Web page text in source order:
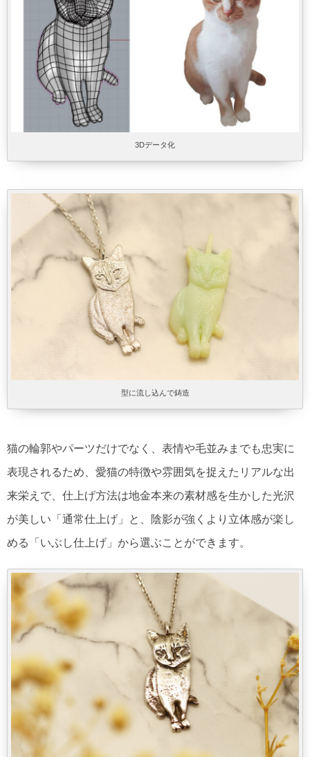
3Dデータ化
型に流し込んで鋳造
猫の輪郭やパーツだけでなく、表情や毛並みまでも忠実に
表現されるため、愛猫の特徴や雰囲気を捉えたリアルな出
来栄えで、仕上げ方法は地金本来の素材感を生かした光沢
が美しい「通常仕上げ」と、陰影が強くより立体感が楽し
める「いぶし仕上げ」から選ぶことができます。